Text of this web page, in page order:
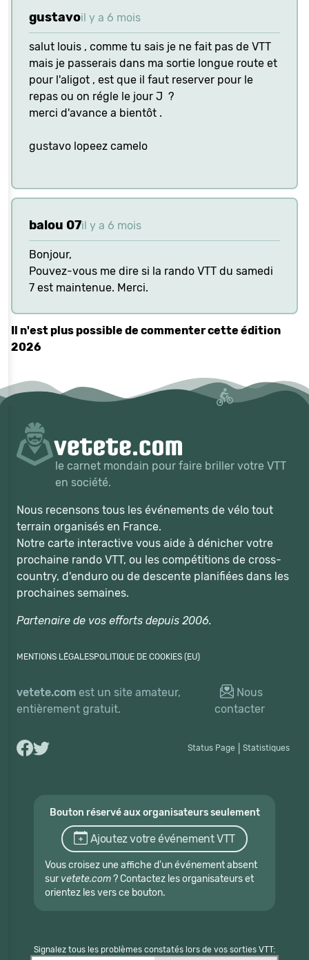
gustavoil y a 6 mois
salut louis , comme tu sais je ne fait pas de VTT
mais je passerais dans ma sortie longue route et
pour l'aligot , est que il faut reserver pour le
repas ou on régle le jour J ?
merci d'avance a bientôt .
gustavo lopeez camelo
balou 07il y a 6 mois
Bonjour,
Pouvez-vous me dire si la rando VTT du samedi
7 est maintenue. Merci.
Il n'est plus possible de commenter cette édition
2026
le carnet mondain pour faire briller votre VTT
en société.
Nous recensons tous les événements de vélo tout
terrain organisés en France.
Notre carte interactive vous aide à dénicher votre
prochaine rando VTT, ou les compétitions de cross-
country, d'enduro ou de descente planifiées dans les
prochaines semaines.
Partenaire de vos efforts depuis 2006.
MENTIONS LÉGALESPOLITIQUE DE COOKIES (EU)
vetete.com est un site amateur,
entièrement gratuit.
Nous
contacter
Status Page Statistiques
Bouton réservé aux organisateurs seulement
Ajoutez votre événement VTT
Vous croisez une affiche d'un événement absent
sur vetete.com? Contactez les organisateurs et
orientez les vers ce bouton.
Signalez tous les problèmes constatés lors de vos sorties VTT: